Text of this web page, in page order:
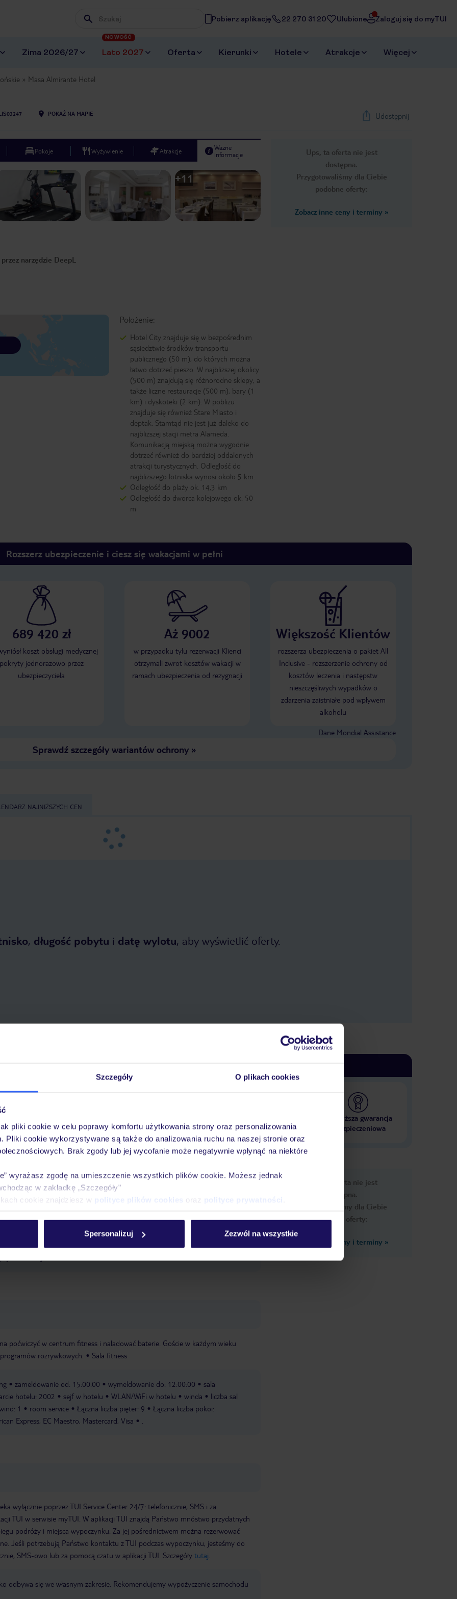
Szczegóły O plikach cookies
pliki cookie w celu poprawy komfortu użytkowania strony oraz personalizowania
Pliki cookie wykorzystywane są także do analizowania ruchu na naszej stronie oraz
Brak zgody lub jej wycofanie może negatywnie wpłynąć na niektóre
wyrażasz zgodę na umieszczenie wszystkich plików cookie. Możesz jednak
w zakładkę „Szczegóły”
cookie znajdziesz w polityce plików cookies oraz polityce prywatności
Spersonalizuj Zezwól na wszystkie
Wpisz frazę, której szukasz
Pobierz aplikację 22 270 31 20 Ulubione Zaloguj się do myTUI
Zima 2026/27 Lato 2027
NOWOŚĆ
Oferta Kierunki Hotele Atrakcje Więcej
Masa Almirante Hotel
POKAŻ NA MAPIE Udostępnij
Ups, ta oferta nie jest
dostępna.
Przygotowaliśmy dla Ciebie
podobne oferty:
Zobacz inne ceny i terminy »
Pokoje Wyżywienie Atrakcje
Ważne
informacje
Next slide
1/17
+11
narzędzie DeepL
Położenie:
Hotel City znajduje się w bezpośrednim
sąsiedztwie środków transportu
publicznego (50 m), do których można
łatwo dotrzeć pieszo. W najbliższej okolicy
(500 m) znajdują się różnorodne sklepy, a
także liczne restauracje (500 m), bary (1
km) i dyskoteki (2 km). W pobliżu
znajduje się również Stare Miasto i
deptak. Stamtąd nie jest już daleko do
najbliższej stacji metra Alameda.
Komunikacją miejską można wygodnie
dotrzeć również do bardziej oddalonych
atrakcji turystycznych. Odległość do
najbliższego lotniska wynosi około 5 km.
Odległość do plaży ok. 14,3 km
Odległość do dworca kolejowego ok. 50
m
Rozszerz ubezpieczenie i ciesz się wakacjami w pełni
689 420 zł
koszt obsługi medycznej
pokryty jednorazowo przez
ubezpieczyciela
Aż 9002
w przypadku tylu rezerwacji Klienci
otrzymali zwrot kosztów wakacji w
ramach ubezpieczenia od rezygnacji
Większość Klientów
rozszerza ubezpieczenia o pakiet All
Inclusive - rozszerzenie ochrony od
kosztów leczenia i następstw
nieszczęśliwych wypadków o
zdarzenia zaistniałe pod wpływem
alkoholu
Dane Mondial Assistance
Sprawdź szczegóły wariantów ochrony»
NAJNIŻSZYCH CEN
, długość pobytu i datę wylotu, aby wyświetlić oferty.
Dlaczego warto wybrać TUI?
30 lat w Polsce
wakacjach 24/7
krajach
Najwyższa gwarancja
ubezpieczeniowa
Pokoje Wyżywienie Atrakcje
Ważne
w wysokości ok. 4 EUR za dzień pobytu za osobę powyżej 13 roku życia.
poćwiczyć w centrum fitness i naładować baterie. Goście w każdym wieku
rozrywkowych.
Sala fitness
zameldowanie od: 15:00:00 wymeldowanie do: 12:00:00
sala
hotelu: 2002 sejf w hotelu WLAN/WiFi w hotelu winda
liczba sal
1 room service Łączna liczba pięter: 9
Łączna liczba pokoi:
Express, EC Maestro, Mastercard, Visa
wyłącznie poprzez TUI Service Center 24/7: telefonicznie, SMS i za
TUI w serwisie myTUI. W aplikacji TUI znajdą Państwo mnóstwo przydatnych
podróży i miejsca wypoczynku. Za jej pośrednictwem można rezerwować
Jeśli potrzebują Państwo kontaktu z TUI podczas wypoczynku, jesteśmy do
SMS-owo lub za pomocą czatu w aplikacji TUI. Szczegóły tutaj
odbywa się we własnym zakresie. Rekomendujemy wypożyczenie samochodu
Ups, ta oferta nie jest
dostępna.
Przygotowaliśmy dla Ciebie
podobne oferty:
Zobacz inne ceny i terminy »